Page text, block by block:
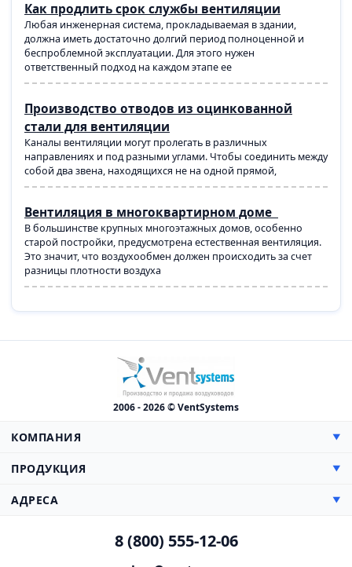
Как продлить срок службы вентиляции
Любая инженерная система, прокладываемая в здании,
должна иметь достаточно долгий период полноценной и
беспроблемной эксплуатации. Для этого нужен
ответственный подход на каждом этапе ее
Производство отводов из оцинкованной
стали для вентиляции
Каналы вентиляции могут пролегать в различных
направлениях и под разными углами. Чтобы соединить между
собой два звена, находящихся не на одной прямой,
Вентиляция в многоквартирном доме
В большинстве крупных многоэтажных домов, особенно
старой постройки, предусмотрена естественная вентиляция.
Это значит, что воздухообмен должен происходить за счет
разницы плотности воздуха
2006 - 2026 © VentSystems
КОМПАНИЯ ▼
О компании
Цены
ПРОДУКЦИЯ ▼
Прямоугольные
АДРЕСА ▼
142000, МО, г. Домодедово,8 (800) 555-12-06